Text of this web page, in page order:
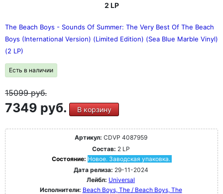
2 LP
The Beach Boys - Sounds Of Summer: The Very Best Of The Beach
Boys (International Version) (Limited Edition) (Sea Blue Marble Vinyl)
(2 LP)
Есть в наличии
15099руб.
7349 руб. В корзину
Артикул: CDVP 4087959
Состав: 2 LP
Состояние: Новое. Заводская упаковка.
Дата релиза: 29-11-2024
Лейбл: Universal
Исполнители: Beach Boys, The / Beach Boys, The